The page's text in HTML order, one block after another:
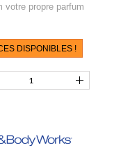
votre propre parfum
DISPONIBLES !